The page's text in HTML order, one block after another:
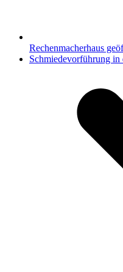
Rechenmacherhaus
Nächster
Schmiedevorführung in